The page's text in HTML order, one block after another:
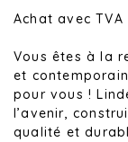
Achat avec
Vous êtes à la
et
pour vous !
l’avenir,
qualité et